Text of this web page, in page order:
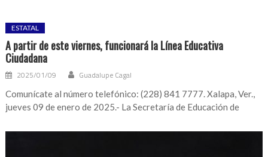
ESTATAL
A partir de este viernes, funcionará la Línea Educativa
Ciudadana
2025/01/09 Guadalupe Cagal
Comunícate al número telefónico: (228) 841 7777. Xalapa, Ver.,
jueves 09 de enero de 2025.- La Secretaría de Educación de